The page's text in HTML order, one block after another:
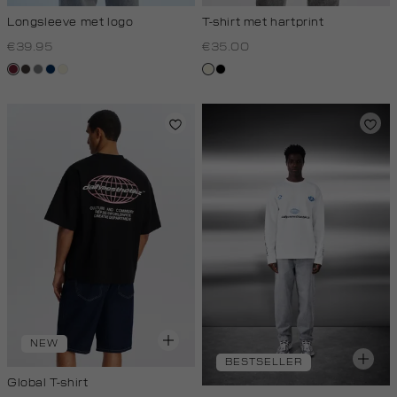
Longsleeve met logo
€39.95
bordeaux
choco
middengrijs
donkerblauw
T-shirt met hartprint
€35.00
wit,
white
zwart
NEW
Global T-shirt
BESTSELLER